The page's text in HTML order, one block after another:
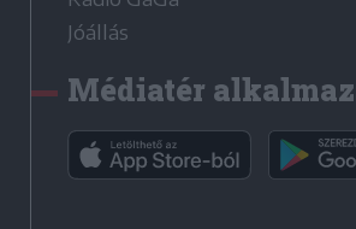
Jóállás
Médiatér